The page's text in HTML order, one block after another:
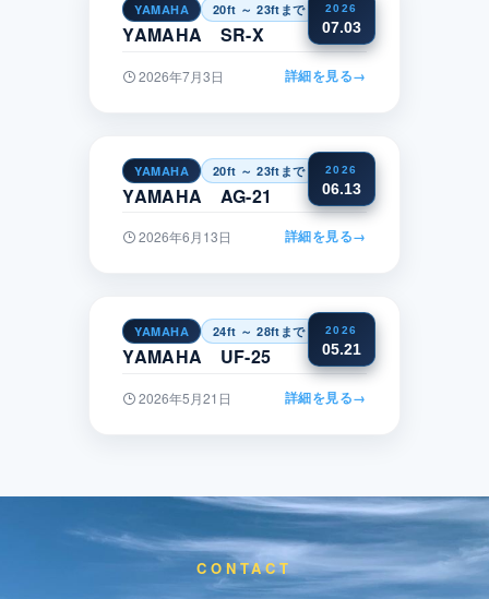
2026
07.03
YAMAHA 20ft ～ 23ftまで 四国
YAMAHA SR-X
2026年7月3日 詳細を見る→
2026
06.13
YAMAHA 20ft ～ 23ftまで 中部
YAMAHA AG-21
2026年6月13日 詳細を見る→
2026
05.21
YAMAHA 24ft ～ 28ftまで 近畿
YAMAHA UF-25
2026年5月21日 詳細を見る→
CONTACT